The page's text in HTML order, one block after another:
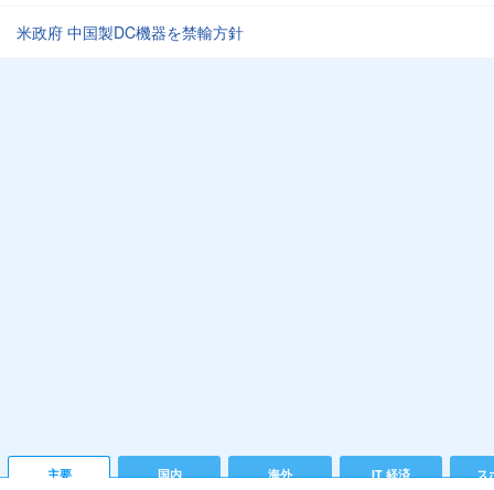
米政府 中国製DC機器を禁輸方針
主要 国内 海外 IT 経済 ス